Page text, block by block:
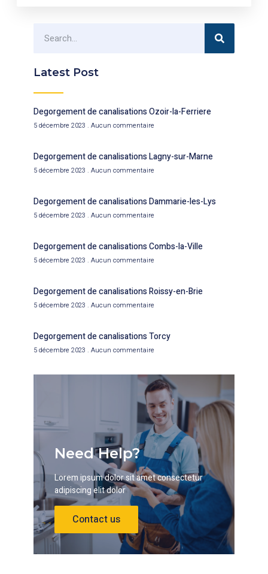
Latest Post
Degorgement de canalisations Ozoir-la-Ferriere
5 décembre 2023 Aucun commentaire
Degorgement de canalisations Lagny-sur-Marne
5 décembre 2023 Aucun commentaire
Degorgement de canalisations Dammarie-les-Lys
5 décembre 2023 Aucun commentaire
Degorgement de canalisations Combs-la-Ville
5 décembre 2023 Aucun commentaire
Degorgement de canalisations Roissy-en-Brie
5 décembre 2023 Aucun commentaire
Degorgement de canalisations Torcy
5 décembre 2023 Aucun commentaire
Need Help?
Lorem ipsum dolor sit amet consectetur
adipiscing elit dolor
Contact us